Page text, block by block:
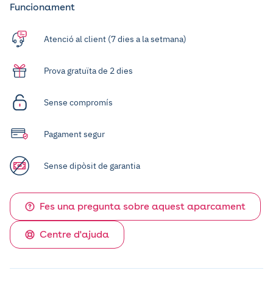
Funcionament
Atenció al client (7 dies a la setmana)
Prova gratuïta de 2 dies
Sense compromís
Pagament segur
Sense dipòsit de garantia
Fes una pregunta sobre aquest aparcament
Centre d'ajuda